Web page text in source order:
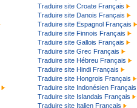
Traduire site Croate Français
Traduire site Danois Français
Traduire site Espagnol Français
Traduire site Finnois Français
Traduire site Gallois Français
Traduire site Grec Français
Traduire site Hébreu Français
Traduire site Hindi Français
Traduire site Hongrois Français
Traduire site Indonésien Français
Traduire site Islandais Français
Traduire site Italien Français